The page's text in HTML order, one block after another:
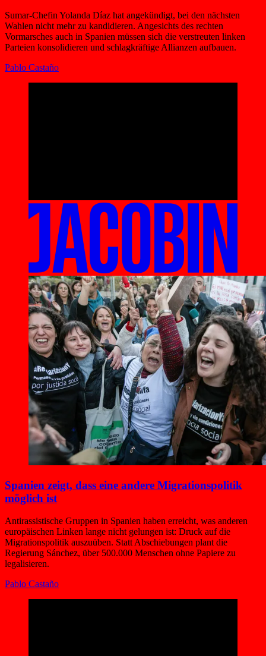
Sumar-Chefin Yolanda Díaz hat angekündigt, bei den nächsten
Wahlen nicht mehr zu kandidieren. Angesichts des rechten
Vormarsches auch in Spanien müssen sich die verstreuten linken
Parteien konsolidieren und schlagkräftige Allianzen aufbauen.
Pablo Castaño
Spanien zeigt, dass eine andere Migrationspolitik
möglich ist
Antirassistische Gruppen in Spanien haben erreicht, was anderen
europäischen Linken lange nicht gelungen ist: Druck auf die
Migrationspolitik auszuüben. Statt Abschiebungen plant die
Regierung Sánchez, über 500.000 Menschen ohne Papiere zu
legalisieren.
Pablo Castaño